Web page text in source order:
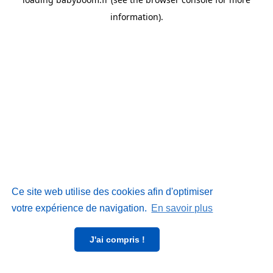
Ce site web utilise des cookies afin d'optimiser
votre expérience de navigation. En savoir plus
J'ai compris !
information).